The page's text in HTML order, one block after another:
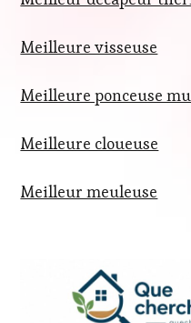
Meilleure visseuse
Meilleure ponceuse
Meilleure cloueuse
Meilleur meuleuse